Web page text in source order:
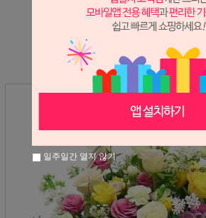
※ 필독해주세요 ※
장미는 시세 변동에 따라 가격이 달
일주일간 열지 않기